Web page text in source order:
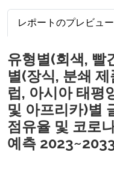
レポートのプレビュー
유형별(회색, 빨
별(장식, 분쇄
럽, 아시아 태평
및 아프리카)별
점유율 및 코로
예측